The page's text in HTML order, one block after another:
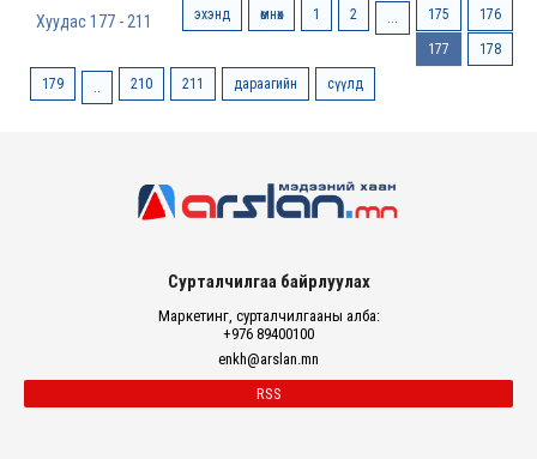
Хуудас 177 - 211 эхэнд өмнөх 1 2 ... 175 176
177 178
179 .. 210 211 дараагийн сүүлд
Сурталчилгаа байрлуулах
Маркетинг, сурталчилгааны алба:
+976 89400100
enkh@arslan.mn
RSS